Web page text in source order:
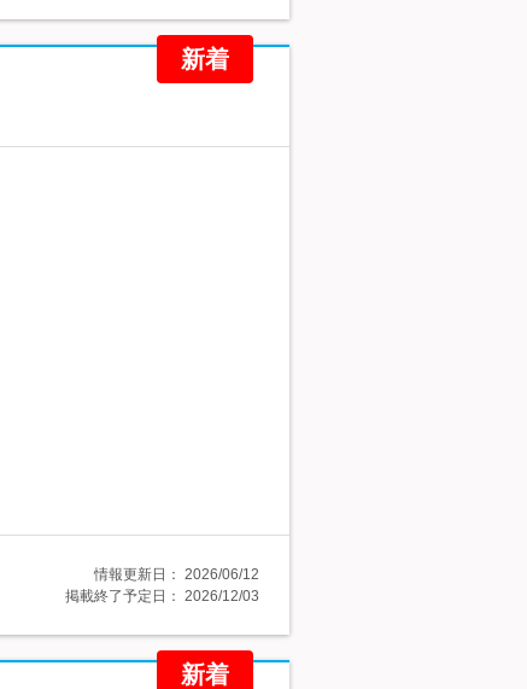
新着
情報更新日： 2026/06/12
掲載終了予定日： 2026/12/03
新着